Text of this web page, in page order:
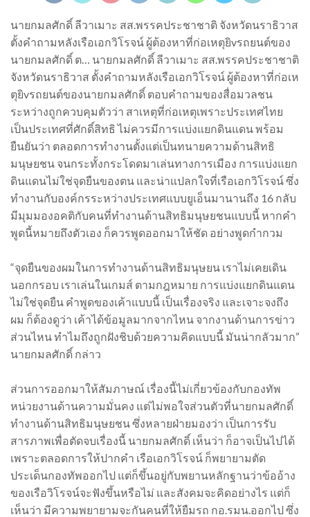
นายกมลศักดิ์ ลีวาเมาะ สส.พรรคประชาชาติ จังหวัดนราธิวาส
ตั้งคำถามหลังเรือเอกวิโรจน์ ผู้ต้องหาที่ก่อเหตุยิvรถยนต์ของ
นายกมลศักดิ์ ต… นายกมลศักดิ์ ลีวาเมาะ สส.พรรคประชาชาติ
จังหวัดนราธิวาส ตั้งคำถามหลังเรือเอกวิโรจน์ ผู้ต้องหาที่ก่อเห
ตุยิvรถยนต์ของนายกมลศักดิ์ ตอบคำถามของสื่อมวลชน
ระหว่างถูกควบคุมตัวว่า สาเหตุที่ก่อเหตุเพราะประเทศไทย
เป็นประเทศที่ศักดิ์สิทธิ ไม่ควรมีการแบ่งแยกดินแดน พร้อม
ยืนยันว่า ตลอดการทำงานตั้งแต่เป็นทนายความด้านสิทธิ
มนุษยชน จนกระทั้งกระโดดมาเล่นทางการเมือง การแบ่งแยก
ดินแดนไม่ใช่จุดยืนของตน และน่าแปลกใจที่เรือเอกวิโรจน์ ซึ่ง
ทำงานกับองค์กรระหว่างประเทศแบบยูเอ็นมานานถึง 16 กลับ
มีมุมมองอคติกับคนที่ทำงานด้านสิทธิมนุษยชนแบบนี้ หากคำ
พูดนี้หมายถึงตัวเอง ก็ควรพูดออกมาให้ชัด อย่างพูดกำกวม
“จุดยืนของผมในการทำงานด้านสิทธิมนุษยน เราไม่เคยเดิน
นอกกรอบ เราเล่นในเกมส์ ตามกฎหมาย การแบ่งแยกดินแดน
ไม่ใช่จุดยืน คำพูดของเค้าแบบนี้ เป็นเรื่องจริง และเจาะจงถึง
ผม ก็ต้องดูว่า เค้าได้ข้อมูลมากจากไหน จากงานด้านการข่าว
ส่วนไหน ทำไมถึงถูกฝังชิบด้วยความคิดแบบนี้ มันน่ากลัวมาก”
นายกมลศักดิ์ กล่าว
ส่วนการออกมาให้สัมภาษณ์ เรื่องนี้ไม่เกี่ยวข้องกับกองทัพ
หน่วยงานด้านความมั่นคง แต่ไม่พอใจส่วนตัวที่นายกมลศักดิ์
ทำงานด้านสิทธิมนุษยชน ซึ่งหลายฝ่ายมองว่า เป็นการรับ
สารภาพเพื่อตัดจบเรื่องนี้ นายกมลศักดิ์ เห็นว่า ก็อาจเป็นไปได้
เพราะตลอดการให้ปากคำ เรือเอกวิโรจน์ ก็พยายามตัด
ประเด็นกองทัพออกไป แต่ก็ขึ้นอยู่กับพยานหลักฐานว่าข้ออ้าง
ของเรือวิโรจน์จะฟังขึ้นหรือไม่ และสังคมจะคิดอย่างไร แต่ก็
เห็นว่า มีความพยายามจะกันคนที่ให้ยืมรถ กอ.รมน.ออกไป ซึ่ง